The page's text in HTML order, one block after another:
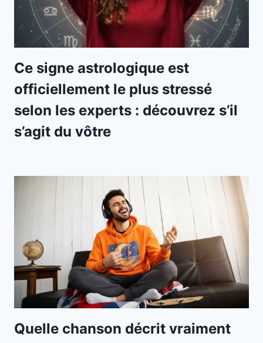
Ce signe astrologique est
officiellement le plus stressé
selon les experts : découvrez s’il
s’agit du vôtre
Quelle chanson décrit vraiment